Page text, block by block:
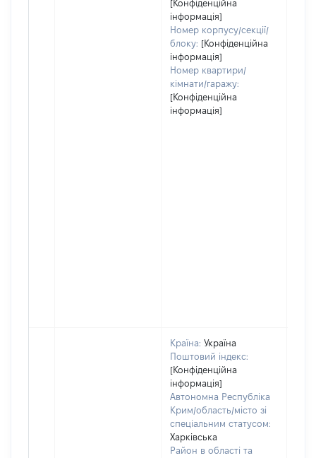
[Конфіденційна
інформація]
Номер корпусу/секції/
блоку: [Конфіденційна
інформація]
Номер квартири/
кімнати/гаражу:
[Конфіденційна
інформація]
Країна: Україна
Поштовий індекс:
[Конфіденційна
інформація]
Автономна Республіка
Крим/область/місто зі
спеціальним статусом:
Харківська
Район в області та